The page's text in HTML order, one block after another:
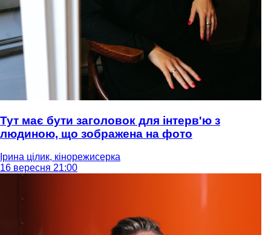
Тут має бути заголовок для інтерв'ю з
людиною, що зображена на фото
Ірина цілик, кінорежисерка
16 вересня 21:00